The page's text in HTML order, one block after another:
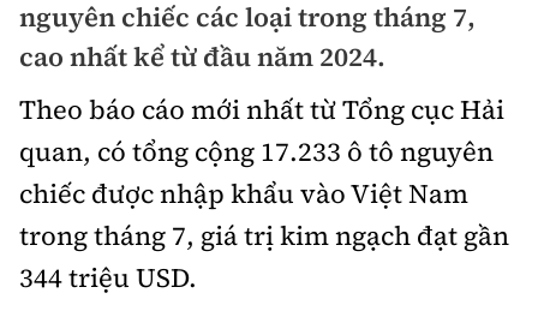
Góc nhìn
Xe chuyên dụng
Xe máy
Đánh giá xe
Đánh giá xe mới
So sánh
Xếp hạng xe
Tư vấn sử dụng
Chọn xe
Lái xe an toàn
Bảo hiểm xe
Sản phẩm bảo hiểm
Bồi thường bảo hiểm
Xe xanh
Video
nguyên chiếc các loại trong tháng 7,
cao nhất kể từ đầu năm 2024.
Theo báo cáo mới nhất từ Tổng cục Hải
quan, có tổng cộng 17.233 ô tô nguyên
chiếc được nhập khẩu vào Việt Nam
trong tháng 7, giá trị kim ngạch đạt gần
344 triệu USD.